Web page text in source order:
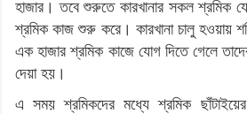
হাজার। তবে শুরুতে কারখানার সকল শ্রমিক
শ্রমিক কাজ শুরু করে। কারখানা চালু হওয়ায়
এক হাজার শ্রমিক কাজে যোগ দিতে গেলে
দেয়া হয়।
এ সময় শ্রমিকদের মধ্যে শ্রমিক